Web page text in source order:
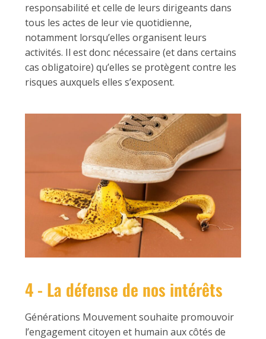
responsabilité et celle de leurs dirigeants dans
tous les actes de leur vie quotidienne,
notamment lorsqu’elles organisent leurs
activités. Il est donc nécessaire (et dans certains
cas obligatoire) qu’elles se protègent contre les
risques auxquels elles s’exposent.
4 - La défense de nos intérêts
Générations Mouvement souhaite promouvoir
l’engagement citoyen et humain aux côtés de